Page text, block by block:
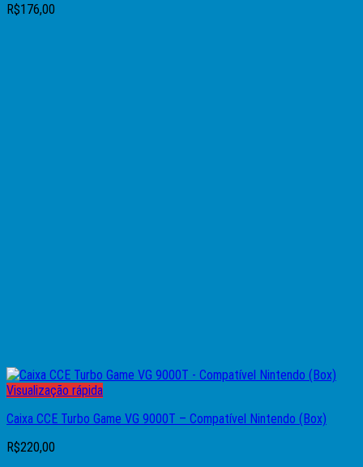
R$176,00
Visualização rápida
Caixa CCE Turbo Game VG 9000T – Compatível Nintendo (Box)
R$220,00